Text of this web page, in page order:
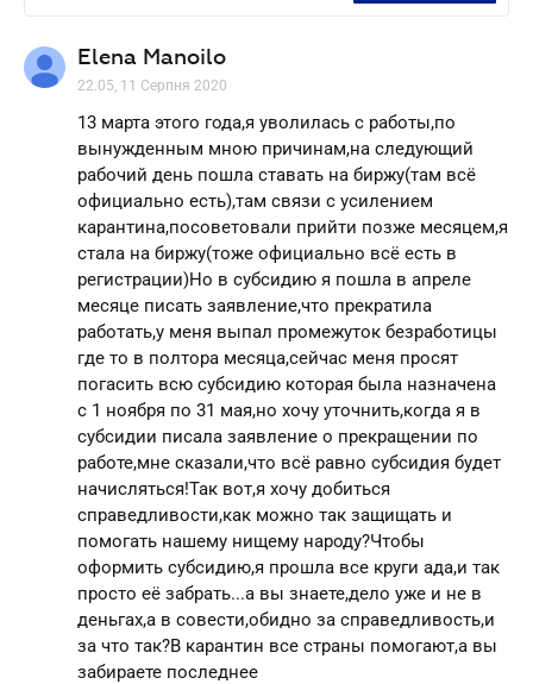
Elena Manoilo
22.05, 11 Серпня 2020
13 марта этого года,я уволилась с работы,по
вынужденным мною причинам,на следующий
рабочий день пошла ставать на биржу(там всё
официально есть),там связи с усилением
карантина,посоветовали прийти позже месяцем,я
стала на биржу(тоже официально всё есть в
регистрации)Но в субсидию я пошла в апреле
месяце писать заявление,что прекратила
работать,у меня выпал промежуток безработицы
где то в полтора месяца,сейчас меня просят
погасить всю субсидию которая была назначена
с 1 ноября по 31 мая,но хочу уточнить,когда я в
субсидии писала заявление о прекращении по
работе,мне сказали,что всё равно субсидия будет
начисляться!Так вот,я хочу добиться
справедливости,как можно так защищать и
помогать нашему нищему народу?Чтобы
оформить субсидию,я прошла все круги ада,и так
просто её забрать...а вы знаете,дело уже и не в
деньгах,а в совести,обидно за справедливость,и
за что так?В карантин все страны помогают,а вы
забираете последнее